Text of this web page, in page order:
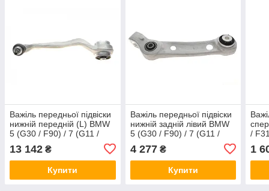
Важіль передньої підвіски
нижній передній (L) BMW
5 (G30 / F90) / 7 (G11 /
G12) 15- B48 / B57 / B58 /
N63 BMW 31106861157
13 142 ₴
Купити
Важіль передньої підвіски
нижній задній лівий BMW
5 (G30 / F90) / 7 (G11 /
G12) 15- B48 / B57 / B58 /
N63 Febi Bilstein 183615
4 277₴
Купити
/
N57
1